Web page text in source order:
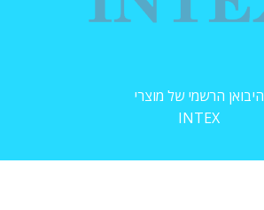
היבואן הרשמי של מוצרי
INTEX